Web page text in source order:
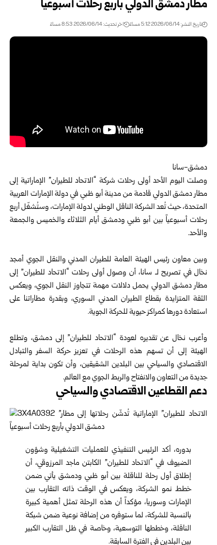
مطار دمشق الدولي بأربع رحلات أسبوعياً
تاريخ النشر: 2026/06/14 5:12 مساءً اخر تحديث: 2026/06/14 8:53 مساءً
دمشق-سانا
وصلت اليوم الأحد أولى رحلات شركة “الاتحاد للطيران” الإماراتية إلى
مطاردمشقالدولي قادمة من مدينة أبو ظبي في دولة الإمارات العربية
المتحدة، حيث تُعد الشركة الناقل الوطني لدولة الإمارات، وستُشغّل أربع
رحلات أسبوعياً بين أبو ظبي ودمشق أيام الثلاثاء والخميس والجمعة
والأحد.
وبين معاون رئيس الهيئة العامة للطيران المدني والنقل الجوي أمجد
نخال في تصريح لـ سانا، أن وصول أولى رحلات “الاتحاد للطيران” إلى
مطار دمشق الدولي يحمل دلالات مهمة تتجاوز النقل الجوي، ويعكس
الثقة المتزايدة بقطاع الطيران المدني السوري، وبقدرة مطاراتنا على
استعادة دورها كمراكز حيوية للحركة الجوية.
وأعرب نخال عن تقديره لعودة “الاتحاد للطيران” إلى دمشق، وتطلع
الهيئة إلى أن تسهم هذه الرحلات في تعزيز حركة السفر والتبادل
الاقتصادي والسياحي بين البلدين الشقيقين، وأن تكون بداية لمرحلة
جديدة من التعاون والانفتاح والربط الجوي مع العالم.
دعم القطاعين الاقتصادي والسياحي
بدوره، أكد الرئيس التنفيذي للعمليات التشغيلية وشؤون
الضيوف في “الاتحاد للطيران” الكابتن ماجد المرزوقي، أن
إطلاق أول رحلة للناقلة بين أبو ظبي ودمشق يأتي ضمن
خطط نمو الشركة، ويعكس في الوقت ذاته التقارب بين
الإمارات وسوريا، مؤكداً أن هذه الرحلة تمثل أهمية كبيرة
بالنسبة للشركة، لما ستوفره من إضافة نوعية ضمن شبكة
الناقلة، وخططها التوسعية، وخاصة في ظل التقارب الكبير
بين البلدين في الفترة السابقة.